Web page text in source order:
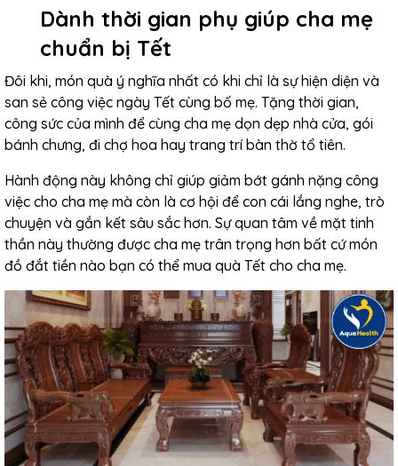
Dành thời gian phụ giúp cha mẹ
chuẩn bị Tết
Đôi khi, món quà ý nghĩa nhất có khi chỉ là sự hiện diện và
san sẻ công việc ngày Tết cùng bố mẹ. Tặng thời gian,
công sức của mình để cùng cha mẹ dọn dẹp nhà cửa, gói
bánh chưng, đi chợ hoa hay trang trí bàn thờ tổ tiên.
Hành động này không chỉ giúp giảm bớt gánh nặng công
việc cho cha mẹ mà còn là cơ hội để con cái lắng nghe, trò
chuyện và gắn kết sâu sắc hơn. Sự quan tâm về mặt tinh
thần này thường được cha mẹ trân trọng hơn bất cứ món
đồ đắt tiền nào bạn có thể mua quà Tết cho cha mẹ.